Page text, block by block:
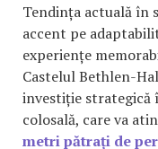
Tendința actuală în
accent pe
experiențe
Castelul Bethlen-
investiție
colosală, care va
metri pătrați de